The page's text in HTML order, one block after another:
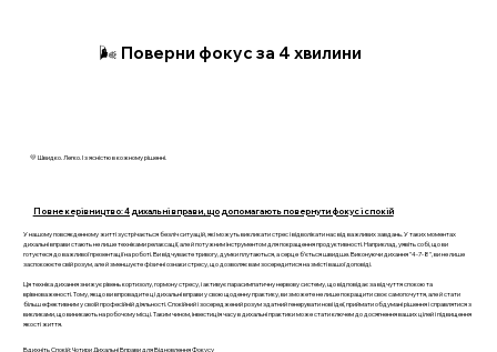
🌬️ Поверни фокус за 4 хвилини
💛 Швидко. Легко. І з ясністю в кожному рішенні.
Повне керівництво: 4 дихальні вправи, що допомагають повернути фокус і спокій
У нашому повсякденному житті зустрічається безліч ситуацій, які можуть викликати стрес і відволікати нас від важливих завдань. У таких моментах
дихальні вправи стають не лише техніками релаксації, але й потужним інструментом для покращення продуктивності. Наприклад, уявіть собі, що ви
готуєтеся до важливої презентації на роботі. Ви відчуваєте тривогу, думки плутаються, а серце б’ється швидше. Виконуючи дихання "4-7-8", ви не лише
заспокоюєте свій розум, але й зменшуєте фізичні ознаки стресу, що дозволяє вам зосередитися на змісті вашої доповіді.
Ця техніка дихання знижує рівень кортизолу, гормону стресу, і активує парасимпатичну нервову систему, що відповідає за відчуття спокою та
врівноваженості. Тому, якщо ви впровадите ці дихальні вправи у свою щоденну практику, ви зможете не лише покращити своє самопочуття, але й стати
більш ефективним у своїй професійній діяльності. Спокійний і зосереджений розум здатний генерувати нові ідеї, приймати обдумані рішення і справлятися з
викликами, що виникають на робочому місці. Таким чином, інвестиція часу в дихальні практики може стати ключем до досягнення ваших цілей і підвищення
якості життя.
Вдихніть Спокій: Чотири Дихальні Вправи для Відновлення Фокусу